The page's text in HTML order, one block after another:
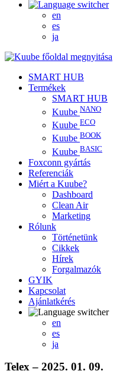
en
es
ja
SMART HUB
Termékek
SMART HUB
Kuube NANO
Kuube ECO
Kuube BOOK
Kuube BASIC
Foxconn gyártás
Referenciák
Miért a Kuube?
Dashboard
Clean Air
Marketing
Rólunk
Történetünk
Cikkek
Hírek
Forgalmazók
GYIK
Kapcsolat
Ajánlatkérés
en
es
ja
Telex – 2025. 01. 09.